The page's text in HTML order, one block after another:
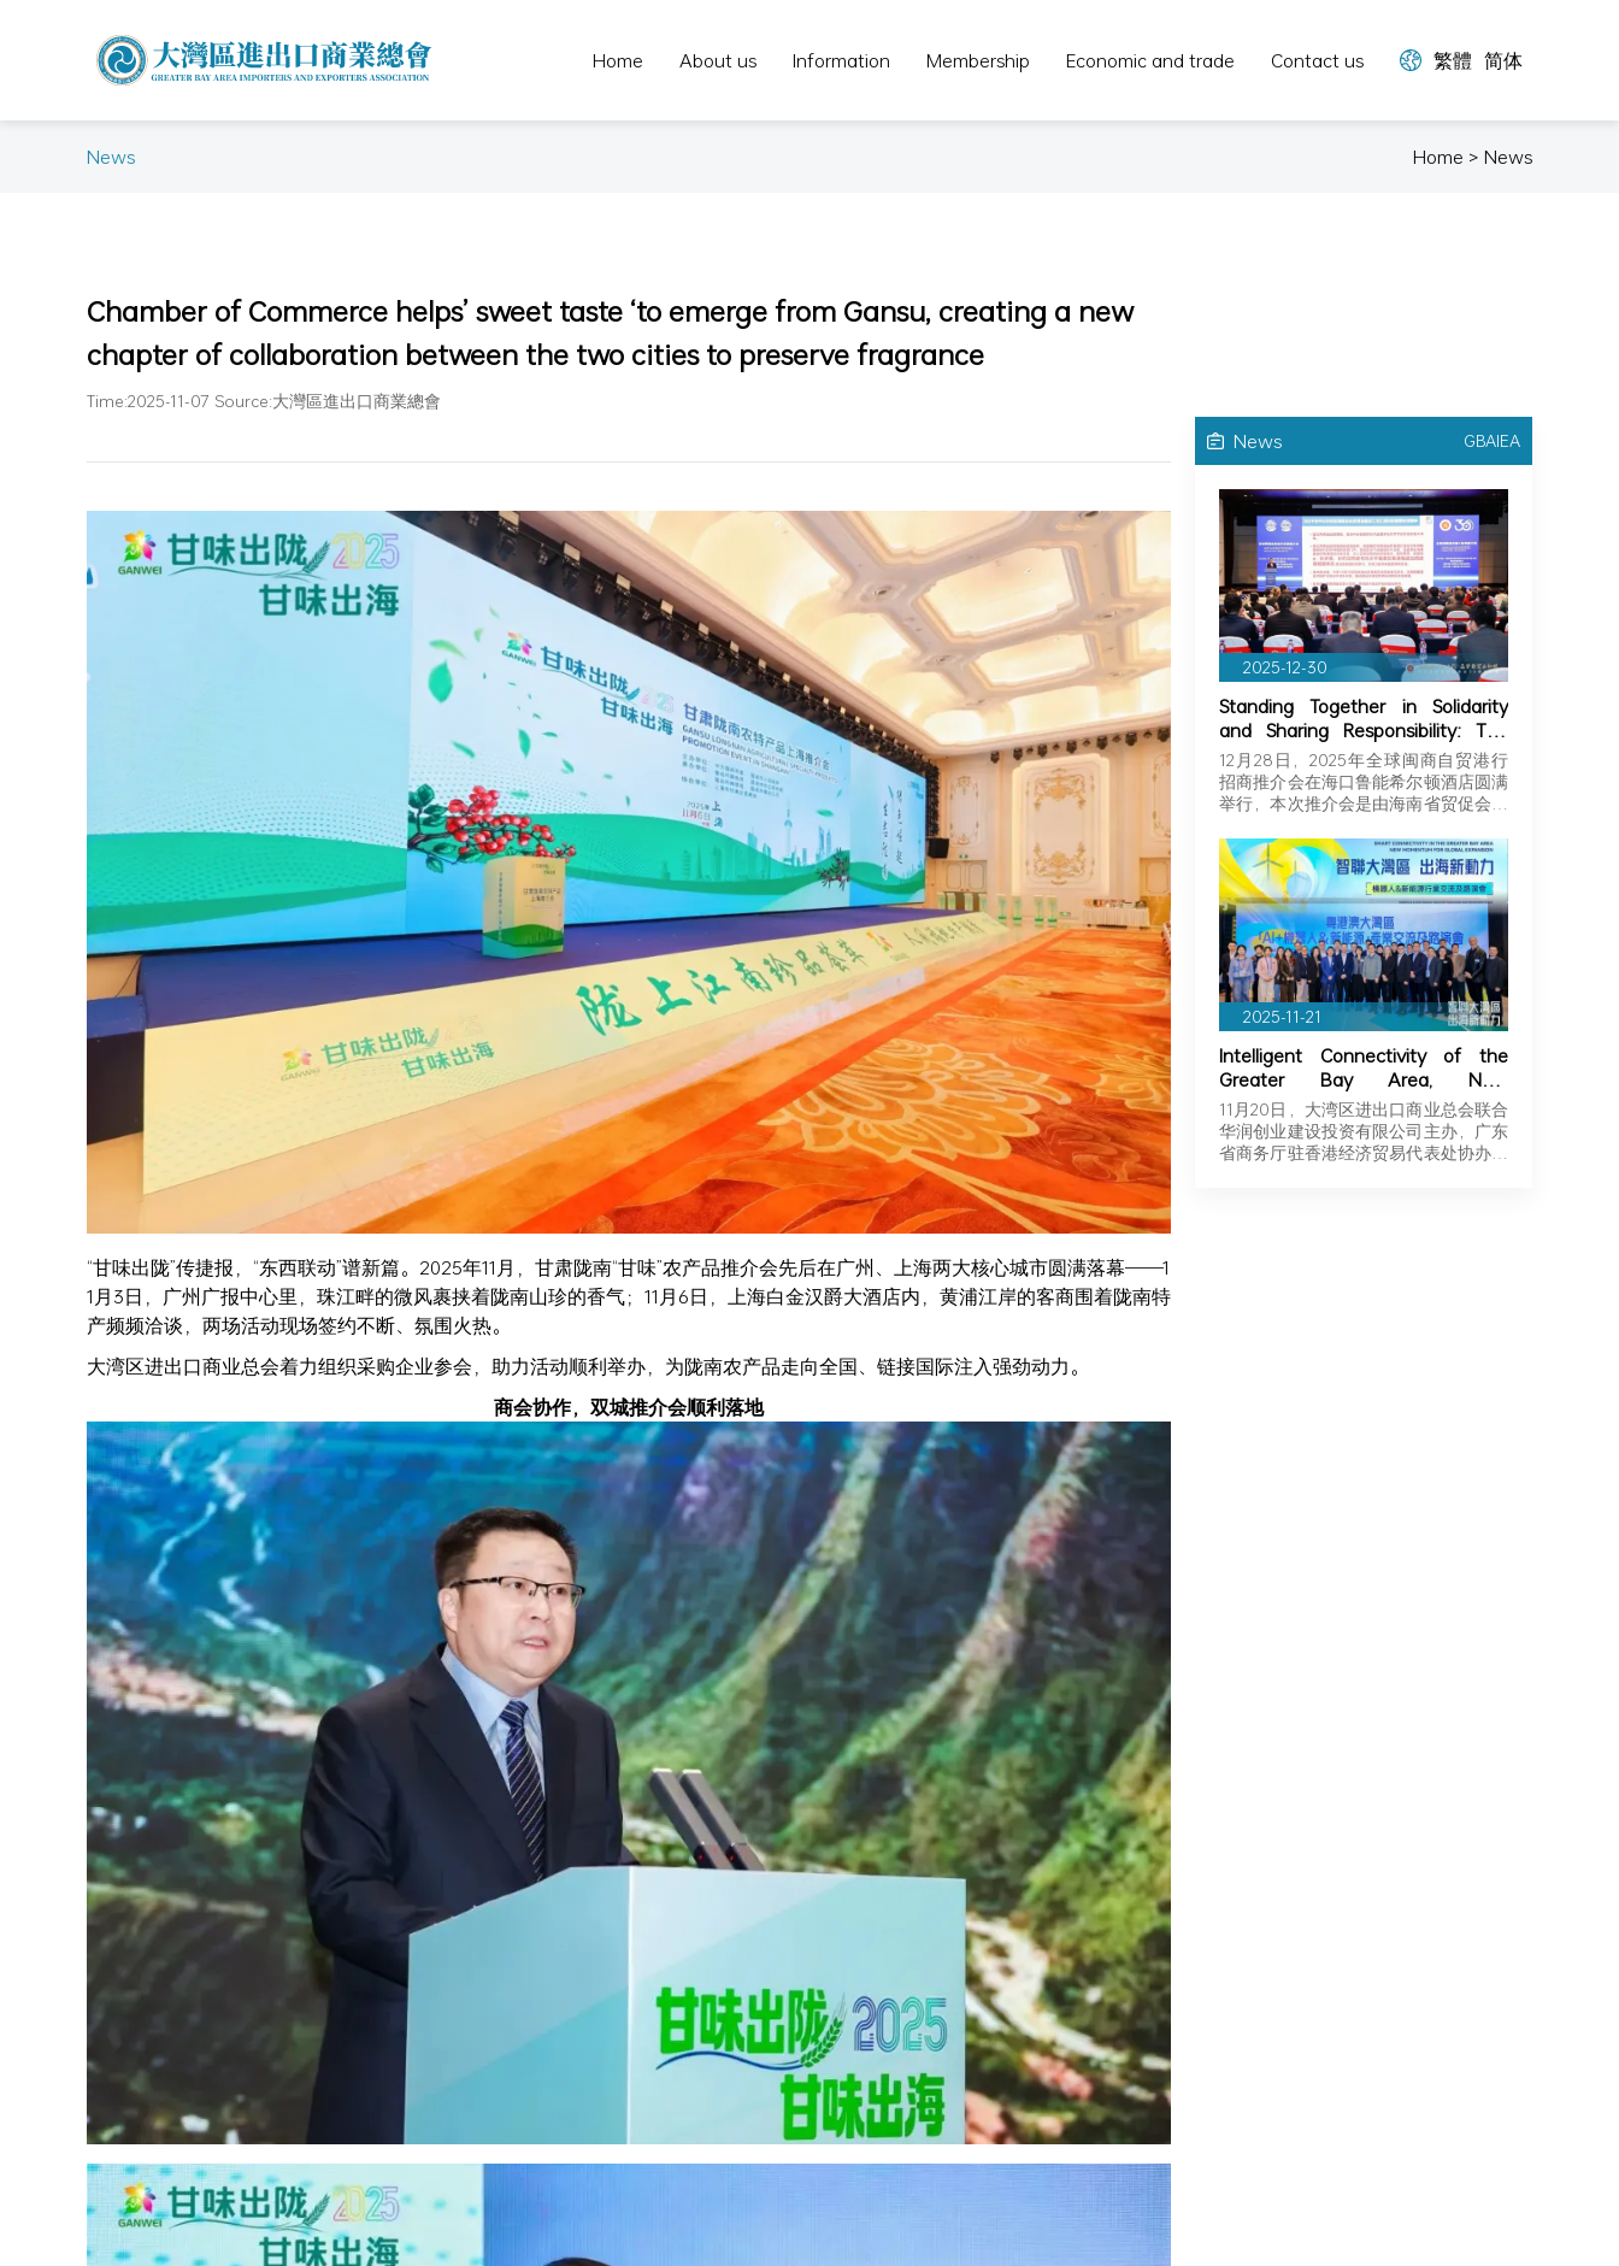
Home About us Information Membership Economic and trade Contact us 繁體 简体
News Home > News
Chamber of Commerce helps’ sweet taste ‘to emerge from Gansu, creating a new
chapter of collaboration between the two cities to preserve fragrance
Time:2025-11-07 Source:大灣區進出口商業總會
“甘味出陇”传捷报，“东西联动”谱新篇。2025年11月，甘肃陇南“甘味”农产品推介会先后在广州、上海两大核心城市圆满落幕——1
1月3日，广州广报中心里，珠江畔的微风裹挟着陇南山珍的香气；11月6日，上海白金汉爵大酒店内，黄浦江岸的客商围着陇南特
产频频洽谈，两场活动现场签约不断、氛围火热。
大湾区进出口商业总会着力组织采购企业参会，助力活动顺利举办，为陇南农产品走向全国、链接国际注入强劲动力。
商会协作，双城推介会顺利落地
News GBAIEA
2025-12-30
Standing Together in Solidarity
and Sharing Responsibility: The
Greater Bay Area Importers and
Exporters Association Explores
New Opportunities in Hainan,
Businessmen to Seize Business
Opportunities in Hainan!
12月28日，2025年全球闽商自贸港行
招商推介会在海口鲁能希尔顿酒店圆满
举行，本次推介会是由海南省贸促会和
2025-11-21
Intelligent Connectivity of the
Greater Bay Area, New
Momentum for Overseas
Expansion | Robotics & New
Energy Industry Exchange and
11月20日，大湾区进出口商业总会联合
华润创业建设投资有限公司主办，广东
省商务厅驻香港经济贸易代表处协办，